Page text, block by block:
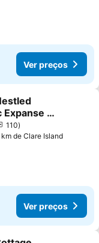
Ver preços
favoritos
Of
110
de Clare Island
Ver preços